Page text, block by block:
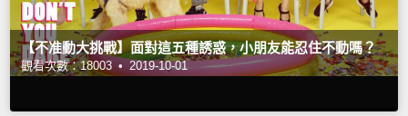
【不准動大挑戰】面對這五種誘惑，小朋友能忍住不動嗎？
觀看次數：18003 • 2019-10-01